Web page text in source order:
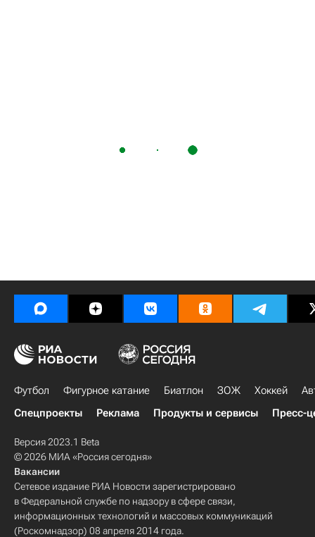
Футбол Фигурное катание Биатлон ЗОЖ Хоккей
Спецпроекты
Реклама Продукты и сервисы Пресс-
Версия 2023.1 Beta
© 2026 МИА «Россия сегодня»
Вакансии
Сетевое издание РИА Новости зарегистрировано
в Федеральной службе по надзору в сфере связи,
информационных технологий и массовых коммуникаций
(Роскомнадзор) 08 апреля 2014 года.